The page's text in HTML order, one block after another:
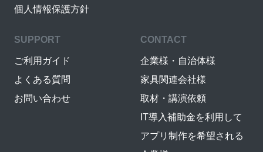
個人情報保護方針
SUPPORT
ご利用ガイド
よくある質問
お問い合わせ
CONTACT
企業様・自治体様
家具関連会社様
取材・講演依頼
IT導入補助金を利用して
アプリ制作を希望される